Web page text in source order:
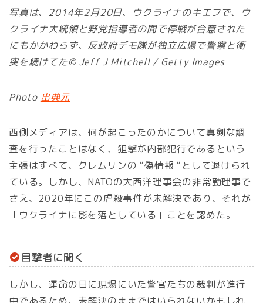
写真は、2014年2月20日、ウクライナのキエフで、ウ
クライナ大統領と野党指導者の間で停戦が合意された
にもかかわらず、反政府デモ隊が独立広場で警察と衝
突を続けてた© Jeff J Mitchell / Getty Images
Photo 出典元
西側メディアは、何が起こったのかについて真剣な調
査を行ったことはなく、狙撃が内部犯行であるという
主張はすべて、クレムリンの “偽情報 “として退けられ
ている。しかし、NATOの大西洋理事会の非常勤理事で
さえ、2020年にこの虐殺事件が未解決であり、それが
「ウクライナに影を落としている」ことを認めた。
目撃者に聞く
しかし、運命の日に現場にいた警官たちの裁判が進行